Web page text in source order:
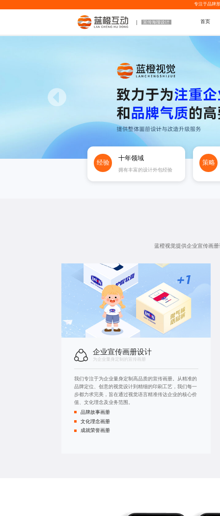
专注于品牌
宣传海报设计 首页
经验
十年领域
拥有丰富的设计外包经验
策略
蓝橙视觉提供企业宣传画册
企业宣传画册设计
为企业量身定制的宣传画册
我们专注于为企业量身定制高品质的宣传画册。从精准的
品牌定位、创意的视觉设计到精细的印刷工艺，我们每一
步都力求完美，旨在通过视觉语言精准传达企业的核心价
值、文化理念及业务范围。
品牌故事画册
文化理念画册
成就荣誉画册